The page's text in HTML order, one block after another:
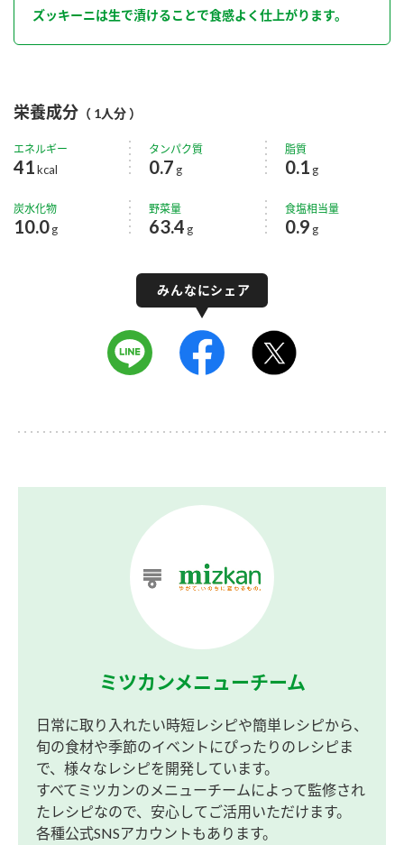
ズッキーニは生で漬けることで食感よく仕上がります。
栄養成分 （ 1人分 ）
エネルギー
41kcal
タンパク質
0.7 g
脂質
0.1 g
炭水化物
10.0g
野菜量
63.4 g
食塩相当量
0.9 g
ミツカンメニューチーム
日常に取り入れたい時短レシピや簡単レシピから、
旬の食材や季節のイベントにぴったりのレシピま
で、様々なレシピを開発しています。
すべてミツカンのメニューチームによって監修され
たレシピなので、安心してご活用いただけます。
各種公式SNSアカウントもあります。